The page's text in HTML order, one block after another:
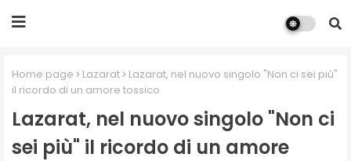
Home page Lazarat
Lazarat, nel nuovo singolo "Non ci sei più"
il ricordo di un amore tossico
Lazarat, nel nuovo singolo "Non ci
sei più" il ricordo di un amore